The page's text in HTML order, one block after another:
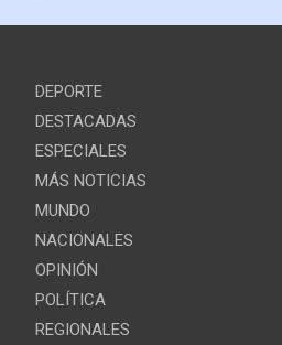
DEPORTE
DESTACADAS
ESPECIALES
MÁS NOTICIAS
MUNDO
NACIONALES
OPINIÓN
POLÍTICA
REGIONALES